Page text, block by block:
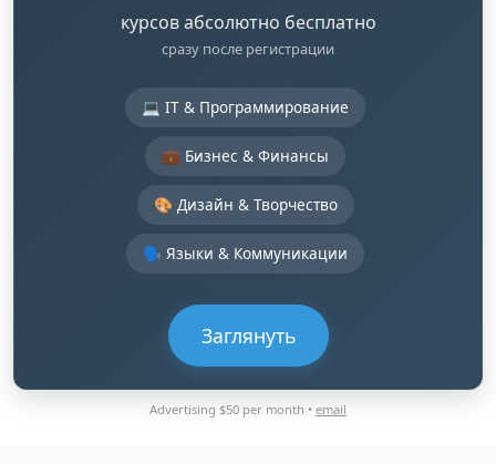
курсов абсолютно бесплатно
сразу после регистрации
💻 IT & Программирование
💼 Бизнес & Финансы
🎨 Дизайн & Творчество
🗣️ Языки & Коммуникации
Заглянуть
Advertising $50 per month • email